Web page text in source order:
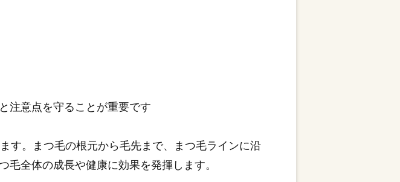
注意点を守ることが重要です
す。まつ毛の根元から毛先まで、まつ毛ラインに沿
全体の成長や健康に効果を発揮します。